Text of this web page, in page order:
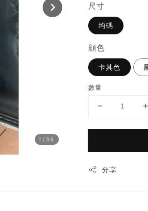
1 /36
尺寸
均碼
顔色
卡其色
數量
分享